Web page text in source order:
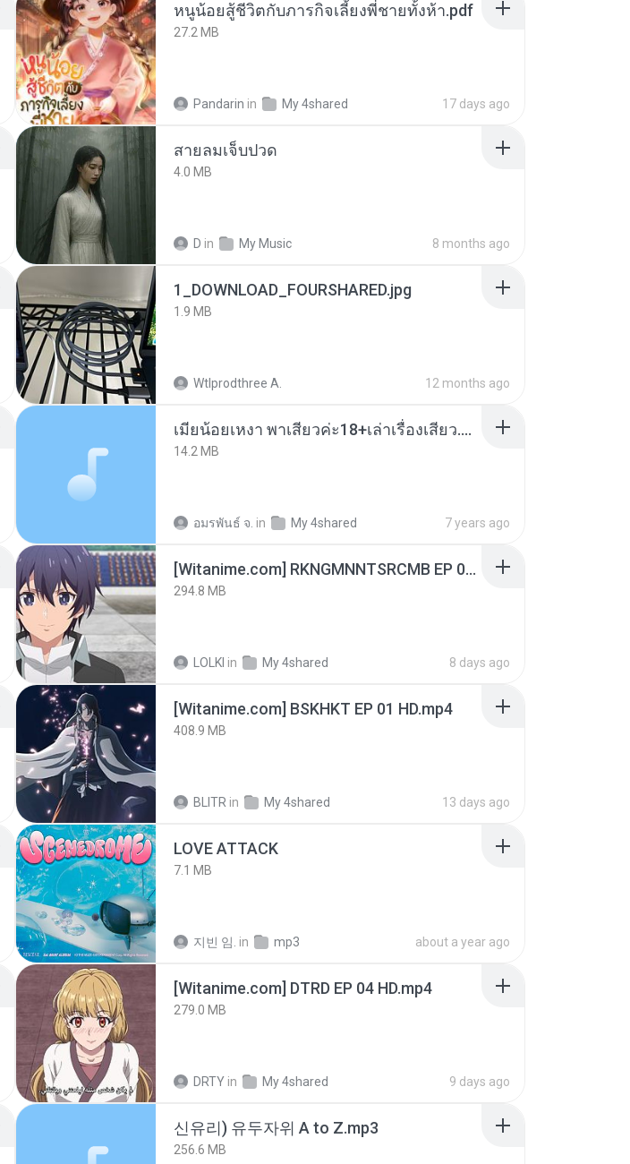
หนูน้อยสู้ชีวิตกับภารกิจเลี้ยงพี่ชายทั้งห้า.pdf
27.2 MB
Pandarin in My 4shared 17 days ago
สายลมเจ็บปวด
4.0 MB
D in My Music 8 months ago
1_DOWNLOAD_FOURSHARED.jpg
1.9 MB
Wtlprodthree A. 12 months ago
เมียน้อยเหงา พาเสียวค่ะ18+เล่าเรื่องเสียว.mp3
14.2 MB
อมรพันธ์ จ. in My 4shared 7 years ago
[Witanime.com] RKNGMNNTSRCMB EP 06 HD.mp4
294.8 MB
LOLKI in My 4shared 8 days ago
[Witanime.com] BSKHKT EP 01 HD.mp4
408.9 MB
BLITR in My 4shared 13 days ago
LOVE ATTACK
7.1 MB
지빈 임. in mp3 about a year ago
[Witanime.com] DTRD EP 04 HD.mp4
279.0 MB
DRTY in My 4shared 9 days ago
신유리) 유두자위 A to Z.mp3
256.6 MB